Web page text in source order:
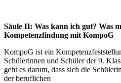
Säule II: Was kann ich gut? Was
Kompetenzfindung mit KompoG
KompoG ist ein
Schülerinnen und Schüler der 9.
geht es darum, dass sich die
der beruflichen